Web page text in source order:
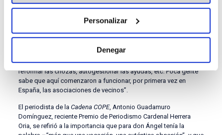
Personalizar
Denegar
acabó de consolidarse. Pero, quiero decir que, en el caso del
servicio social, montar un teleclub, que llegaran la electricidad y
el agua al poblado a pesar de los obstáculos de todo tipo que
sociales sobre los contratos de trabajo –que estaba prohibidas
por las autoridades-, obtener cemento a buen precio para
reformar las chozas, autogestionar las ayudas, etc. Poca gente
sabe que aquí comenzaron a funcionar, por primera vez en
España, las asociaciones de vecinos”.
El periodista de la Cadena COPE, Antonio Guadamuro
Domínguez, reciente Premio de Periodismo Cardenal Herrera
Oria, se refirió a la importancia que para don Ángel tenía la